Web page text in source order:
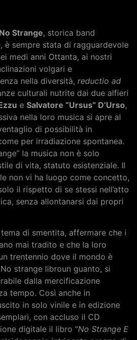
No Strange, storica band
è sempre stata di ragguardevole
medi anni Ottanta, ai nostri
volgari e
nella diversità, reductio ad
culturali nutrite dai due alfieri
e Salvatore “Ursus” D’Urso,
nella loro musica si apre al
di possibilità in
per irradiazione spontanea.
la musica non è solo
di vita, statuto esistenziale. Il
non vi ha luogo come concetto,
il rispetto di se stessi nell’atto
senza allontanarsi dai propri
di smentita, affermare che i
mai tradito e che la loro
trentennio dove il mondo è
strange libroun guanto, si
dalla mercificazione
tempo. Così anche in
in solo vinile e in edizione
con accluso il CD
digitale il libro “No Strange E